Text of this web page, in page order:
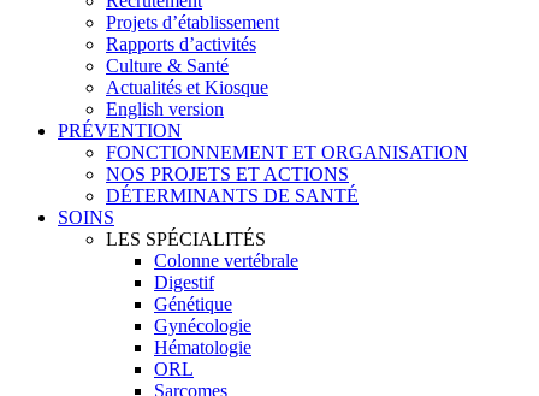
Projets d’établissement
Rapports d’activités
Culture & Santé
Actualités et Kiosque
English version
PRÉVENTION
FONCTIONNEMENT ET ORGANISATION
NOS PROJETS ET ACTIONS
DÉTERMINANTS DE SANTÉ
SOINS
LES SPÉCIALITÉS
Colonne vertébrale
Digestif
Génétique
Gynécologie
Hématologie
ORL
Sarcomes